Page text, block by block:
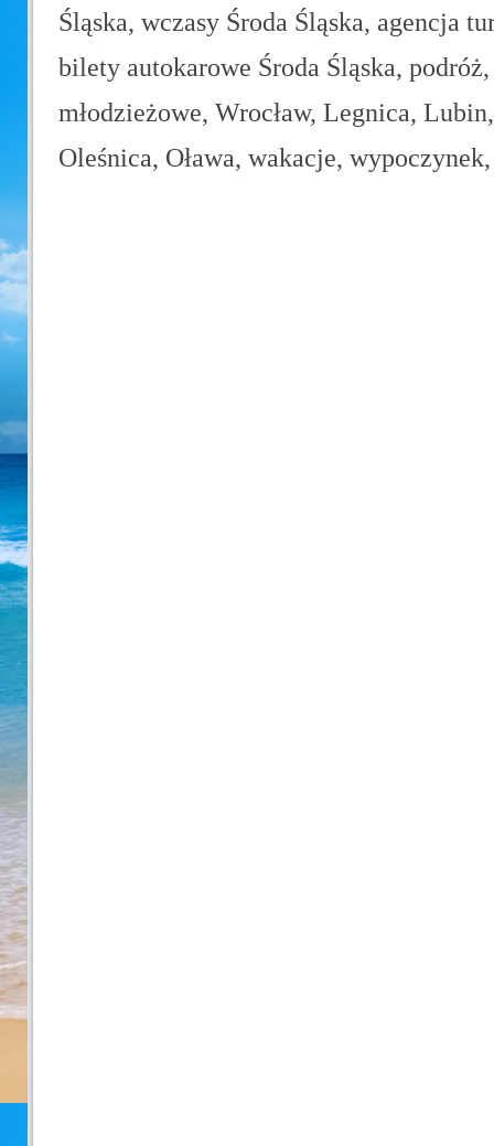
Śląska, wczasy Środa Śląska, agencja
bilety autokarowe Środa Śląska,
młodzieżowe, Wrocław, Legnica,
Oleśnica, Oława, wakacje,